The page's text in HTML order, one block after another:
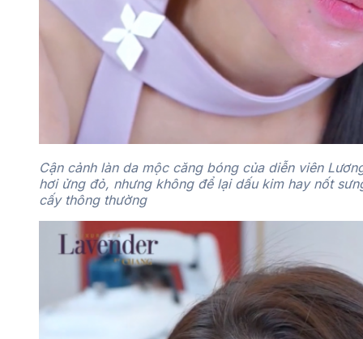
Cận cảnh làn da mộc căng bóng của diễn viên
hơi ửng đỏ, nhưng không để lại dấu kim hay nốt
cấy thông thường